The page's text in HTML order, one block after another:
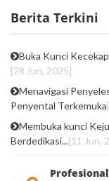
Berita Terkini
Buka Kunci
[28 Jun, 2025]
Menavigasi
Penyental Terkemuka
Membuka kunci
Berdedikasi...[11 Jun,